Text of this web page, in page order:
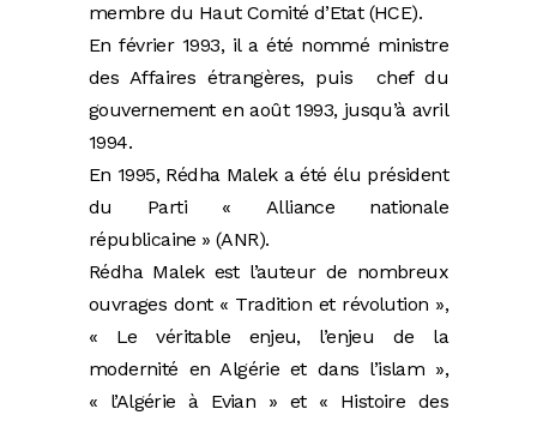
membre du Haut Comité d’Etat (HCE).
En février 1993, il a été nommé ministre
des Affaires étrangères, puis chef du
gouvernement en août 1993, jusqu’à avril
1994.
En 1995, Rédha Malek a été élu président
du Parti « Alliance nationale
républicaine » (ANR).
Rédha Malek est l’auteur de nombreux
ouvrages dont « Tradition et révolution »,
« Le véritable enjeu, l’enjeu de la
modernité en Algérie et dans l’islam »,
« l’Algérie à Evian » et « Histoire des